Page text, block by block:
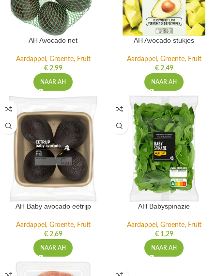
AH Avocado net
Aardappel, Groente, Fruit
€2,99
NAAR AH
AH Avocado stukjes
Aardappel, Groente, Fruit
€2,49
NAAR AH
AH Baby avocado eetrijp
Aardappel, Groente, Fruit
€2,69
NAAR AH
AH Babyspinazie
Aardappel, Groente, Fruit
€1,29
NAAR AH